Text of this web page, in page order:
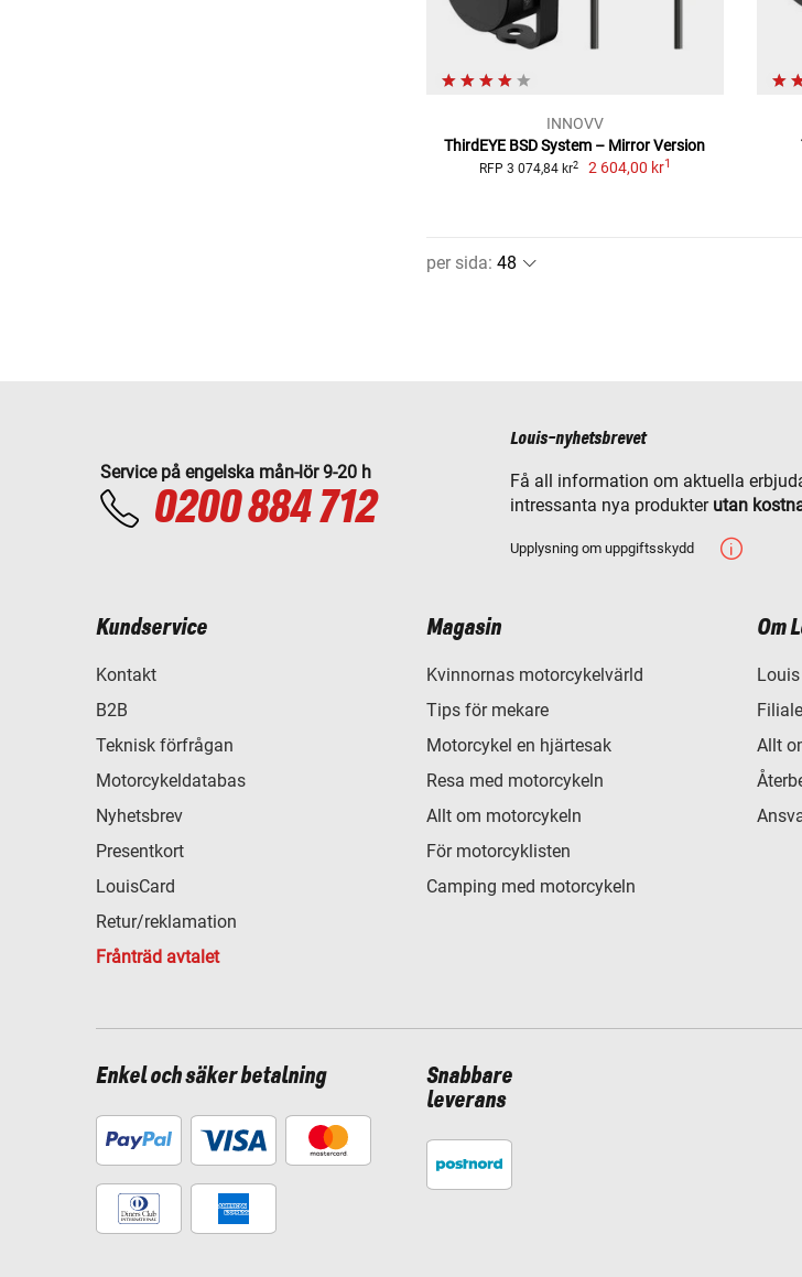
INNOVV
ThirdEYE BSD System – Mirror Version
RFP 3 074,84 kr2 2 604,00 kr1
per sida:
Service på engelska mån-lör 9-20 h
0200 884 712
Louis-nyhetsbrevet
Få all information om aktuella
intressanta nya produkter utan
Upplysning om uppgiftsskydd
Kundservice
Kontakt
B2B
Teknisk förfrågan
Motorcykeldatabas
Nyhetsbrev
Presentkort
LouisCard
Retur/reklamation
Frånträd avtalet
Magasin
Kvinnornas motorcykelvärld
Tips för mekare
Motorcykel en hjärtesak
Resa med motorcykeln
Allt om motorcykeln
För motorcyklisten
Camping med motorcykeln
Om
Allt
Enkel och säker betalning
Snabbare
leverans